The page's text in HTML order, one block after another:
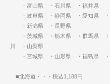
・富山県 ・石川県 ・福井県
・岐阜県 ・静岡県 ・愛知県 ・
・新潟県 ・長野県
・茨城県 ・栃木県 ・群馬県 ・
川 ・山梨県
・宮城県 ・山形県 ・福島県 ・
■北海道・・・税込1,188円